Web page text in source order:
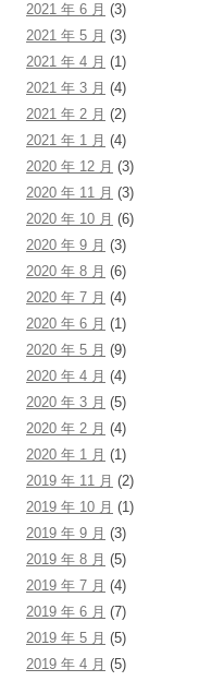
2021 年 6 月 (3)
2021 年 5 月 (3)
2021 年 4 月 (1)
2021 年 3 月 (4)
2021 年 2 月 (2)
2021 年 1 月 (4)
2020 年 12 月 (3)
2020 年 11 月 (3)
2020 年 10 月 (6)
2020 年 9 月 (3)
2020 年 8 月 (6)
2020 年 7 月 (4)
2020 年 6 月 (1)
2020 年 5 月 (9)
2020 年 4 月 (4)
2020 年 3 月 (5)
2020 年 2 月 (4)
2020 年 1 月 (1)
2019 年 11 月 (2)
2019 年 10 月 (1)
2019 年 9 月 (3)
2019 年 8 月 (5)
2019 年 7 月 (4)
2019 年 6 月 (7)
2019 年 5 月 (5)
2019 年 4 月 (5)